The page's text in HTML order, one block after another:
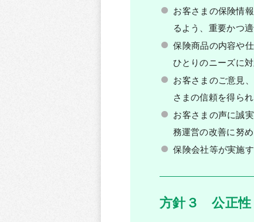
お客さまの保険情
るよう、重要かつ
保険商品の内容や
ひとりのニーズに
お客さまのご意見
さまの信頼を得ら
お客さまの声に誠
務運営の改善に努め
保険会社等が実施
方針３ 公正性